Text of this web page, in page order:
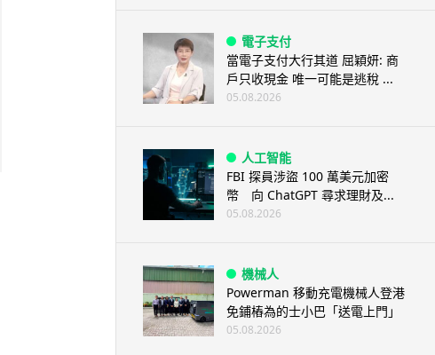
電子支付
當電子支付大行其道 屈穎妍: 商
戶只收現金 唯一可能是逃稅 ...
05.08.2026
人工智能
FBI 探員涉盜 100 萬美元加密
幣 向 ChatGPT 尋求理財及...
05.08.2026
機械人
Powerman 移動充電機械人登港
免鋪樁為的士小巴「送電上門」
05.08.2026